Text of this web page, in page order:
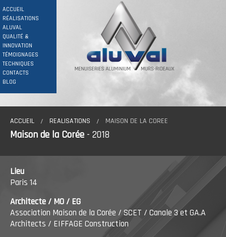
ACCUEIL
RÉALISATIONS
ALUVAL
QUALITÉ &
INNOVATION
TÉMOIGNAGES
TECHNIQUES
CONTACTS
BLOG
ACCUEIL REALISATIONS MAISON DE LA COREE
Maison de la Corée - 2018
Lieu
Paris 14
Architecte / MO / EG
Association Maison de la Corée / SCET / Canale 3 et GA.A
Architects / EIFFAGE Construction